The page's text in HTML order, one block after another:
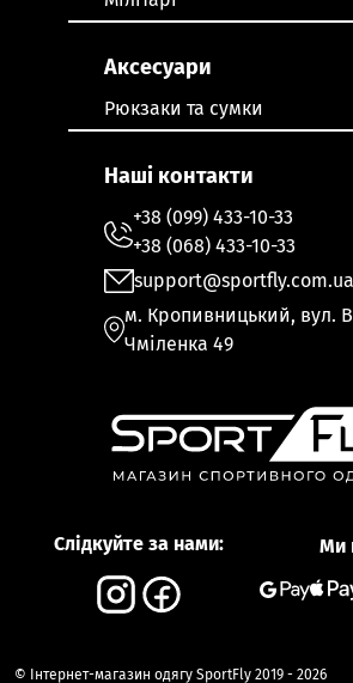
Слідкуйте за нами: Ми
Аксесуари
Рюкзаки та сумки
Наші контакти
+38 (099) 433-10-33
+38 (068) 433-10-33
support@sportfly.com.ua
м. Кропивницький, вул.
Чміленка 49
© Інтернет-магазин одягу SportFly 2019 - 2026